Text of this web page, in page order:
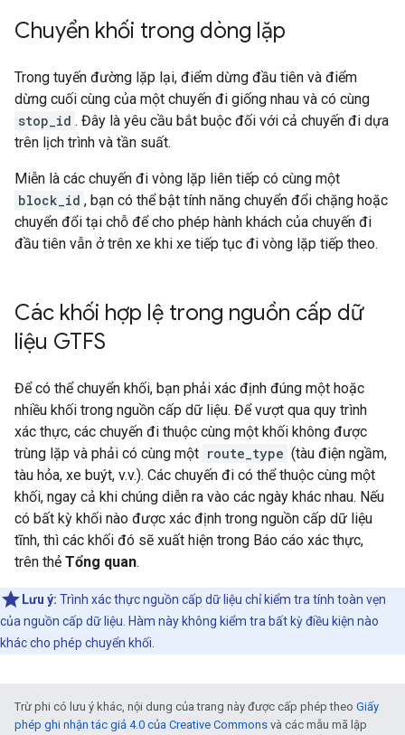
Chuyển khối trong dòng lặp
Trong tuyến đường lặp lại, điểm dừng đầu tiên và điểm
dừng cuối cùng của một chuyến đi giống nhau và có cùng
stop_id . Đây là yêu cầu bắt buộc đối với cả chuyến đi dựa
trên lịch trình và tần suất.
Miễn là các chuyến đi vòng lặp liên tiếp có cùng một
block_id , bạn có thể bật tính năng chuyển đổi chặng hoặc
chuyển đổi tại chỗ để cho phép hành khách của chuyến đi
đầu tiên vẫn ở trên xe khi xe tiếp tục đi vòng lặp tiếp theo.
Các khối hợp lệ trong nguồn cấp dữ
liệu GTFS
Để có thể chuyển khối, bạn phải xác định đúng một hoặc
nhiều khối trong nguồn cấp dữ liệu. Để vượt qua quy trình
xác thực, các chuyến đi thuộc cùng một khối không được
trùng lặp và phải có cùng một route_type (tàu điện ngầm,
tàu hỏa, xe buýt, v.v.). Các chuyến đi có thể thuộc cùng một
khối, ngay cả khi chúng diễn ra vào các ngày khác nhau. Nếu
có bất kỳ khối nào được xác định trong nguồn cấp dữ liệu
tĩnh, thì các khối đó sẽ xuất hiện trong Báo cáo xác thực,
trên thẻ Tổng quan.
Lưu ý: Trình xác thực nguồn cấp dữ liệu chỉ kiểm tra tính toàn vẹn
của nguồn cấp dữ liệu. Hàm này không kiểm tra bất kỳ điều kiện nào
khác cho phép chuyển khối.
Trừ phi có lưu ý khác, nội dung của trang này được cấp phép theo Giấy
phép ghi nhận tác giả 4.0 của Creative Commons và các mẫu mã lập